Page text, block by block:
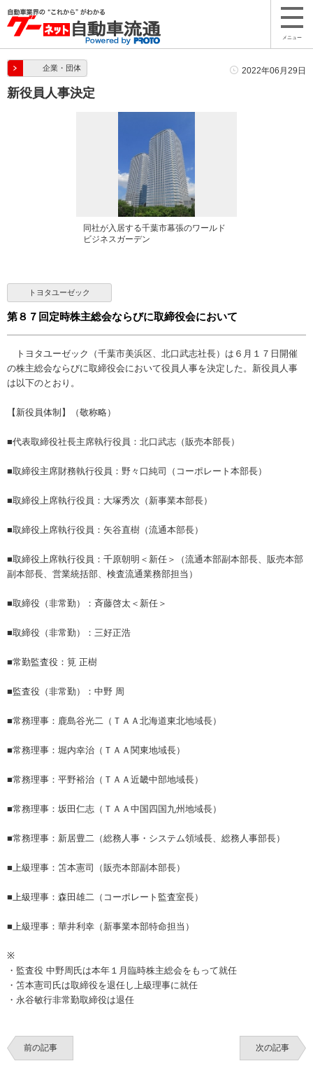
メニュー
企業・団体 2022年06月29日
新役員人事決定
同社が入居する千葉市幕張のワールド
ビジネスガーデン
トヨタユーゼック
第８７回定時株主総会ならびに取締役会において
トヨタユーゼック（千葉市美浜区、北口武志社長）は６月１７日開催
の株主総会ならびに取締役会において役員人事を決定した。新役員人事
は以下のとおり。
【新役員体制】（敬称略）
■代表取締役社長主席執行役員：北口武志（販売本部長）
■取締役主席財務執行役員：野々口純司（コーポレート本部長）
■取締役上席執行役員：大塚秀次（新事業本部長）
■取締役上席執行役員：矢谷直樹（流通本部長）
■取締役上席執行役員：千原朝明＜新任＞（流通本部副本部長、販売本部
副本部長、営業統括部、検査流通業務部担当）
■取締役（非常勤）：斉藤啓太＜新任＞
■取締役（非常勤）：三好正浩
■常勤監査役：筧 正樹
■監査役（非常勤）：中野 周
■常務理事：鹿島谷光二（ＴＡＡ北海道東北地域長）
■常務理事：堀内幸治（ＴＡＡ関東地域長）
■常務理事：平野裕治（ＴＡＡ近畿中部地域長）
■常務理事：坂田仁志（ＴＡＡ中国四国九州地域長）
■常務理事：新居豊二（総務人事・システム領域長、総務人事部長）
■上級理事：笘本憲司（販売本部副本部長）
■上級理事：森田雄二（コーポレート監査室長）
■上級理事：華井利幸（新事業本部特命担当）
※
・監査役 中野周氏は本年１月臨時株主総会をもって就任
・笘本憲司氏は取締役を退任し上級理事に就任
・永谷敏行非常勤取締役は退任
前の記事 次の記事